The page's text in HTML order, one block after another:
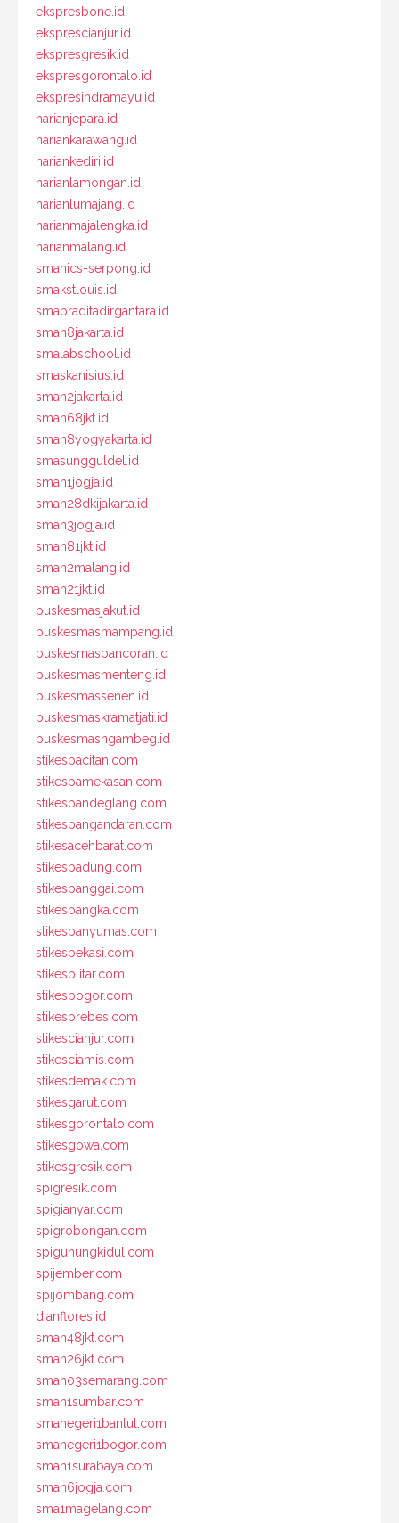
ekspresbone.id
eksprescianjur.id
ekspresgresik.id
ekspresgorontalo.id
ekspresindramayu.id
harianjepara.id
hariankarawang.id
hariankediri.id
harianlamongan.id
harianlumajang.id
harianmajalengka.id
harianmalang.id
smanics-serpong.id
smakstlouis.id
smapraditadirgantara.id
sman8jakarta.id
smalabschool.id
smaskanisius.id
sman2jakarta.id
sman68jkt.id
sman8yogyakarta.id
smasungguldel.id
sman1jogja.id
sman28dkijakarta.id
sman3jogja.id
sman81jkt.id
sman2malang.id
sman21jkt.id
puskesmasjakut.id
puskesmasmampang.id
puskesmaspancoran.id
puskesmasmenteng.id
puskesmassenen.id
puskesmaskramatjati.id
puskesmasngambeg.id
stikespacitan.com
stikespamekasan.com
stikespandeglang.com
stikespangandaran.com
stikesacehbarat.com
stikesbadung.com
stikesbanggai.com
stikesbangka.com
stikesbanyumas.com
stikesbekasi.com
stikesblitar.com
stikesbogor.com
stikesbrebes.com
stikescianjur.com
stikesciamis.com
stikesdemak.com
stikesgarut.com
stikesgorontalo.com
stikesgowa.com
stikesgresik.com
spigresik.com
spigianyar.com
spigrobongan.com
spigunungkidul.com
spijember.com
spijombang.com
dianflores.id
sman48jkt.com
sman26jkt.com
sman03semarang.com
sman1sumbar.com
smanegeri1bantul.com
smanegeri1bogor.com
sman1surabaya.com
sman6jogja.com
sma1magelang.com